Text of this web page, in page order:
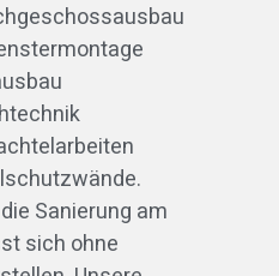
Sanierung am
sich ohne